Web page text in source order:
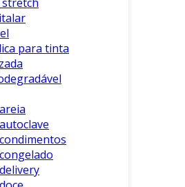
nas seguintes áreas:
garantir a
dos produtos, como
ou garrafas de
marcas de beleza
de papel para
de
com o meio
para tinta